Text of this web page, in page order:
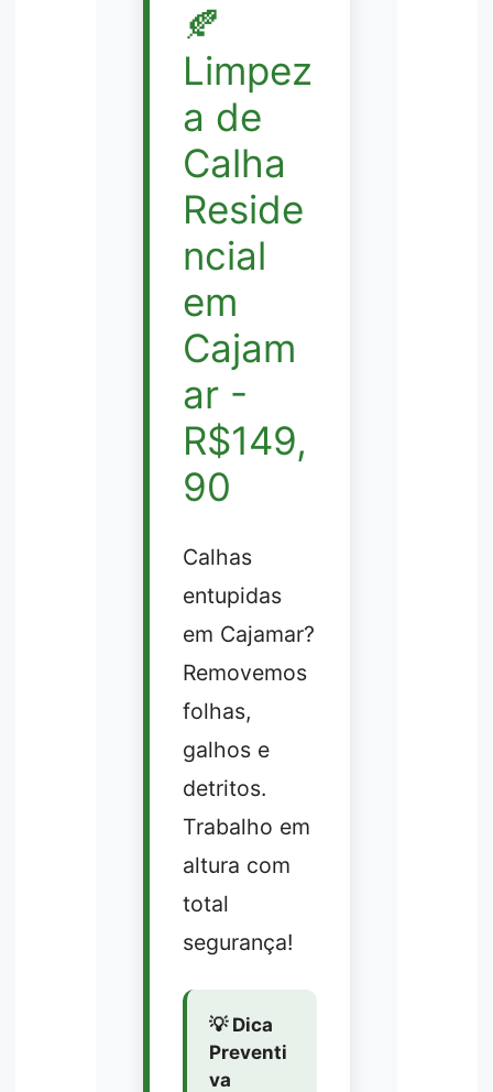
🍂
Limpez
a de
Calha
Reside
ncial
em
Cajam
ar -
R$149,
90
Calhas
entupidas
em Cajamar?
Removemos
folhas,
galhos e
detritos.
Trabalho em
altura com
total
segurança!
💡 Dica
Preventi
va